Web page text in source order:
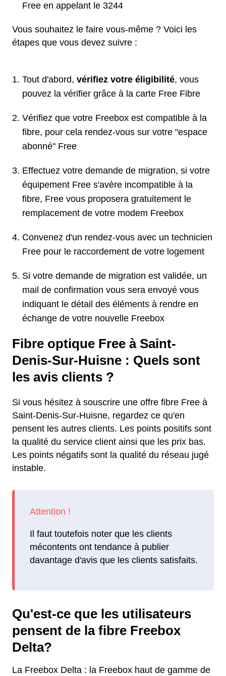
Free en appelant le 3244
Vous souhaitez le faire vous-même ? Voici les
étapes que vous devez suivre :
Tout d'abord, vérifiez votre éligibilité, vous
pouvez la vérifier grâce à la carte Free Fibre
Vérifiez que votre Freebox est compatible à la
fibre, pour cela rendez-vous sur votre "espace
abonné" Free
Effectuez votre demande de migration, si votre
équipement Free s'avère incompatible à la
fibre, Free vous proposera gratuitement le
remplacement de votre modem Freebox
Convenez d'un rendez-vous avec un technicien
Free pour le raccordement de votre logement
Si votre demande de migration est validée, un
mail de confirmation vous sera envoyé vous
indiquant le détail des éléments à rendre en
échange de votre nouvelle Freebox
Fibre optique Free à Saint-
Denis-Sur-Huisne : Quels sont
les avis clients ?
Si vous hésitez à souscrire une offre fibre Free à
Saint-Denis-Sur-Huisne, regardez ce qu'en
pensent les autres clients. Les points positifs sont
la qualité du service client ainsi que les prix bas.
Les points négatifs sont la qualité du réseau jugé
instable.
Il faut toutefois noter que les clients
mécontents ont tendance à publier
davantage d'avis que les clients satisfaits.
Qu'est-ce que les utilisateurs
pensent de la fibre Freebox
Delta?
La Freebox Delta : la Freebox haut de gamme de